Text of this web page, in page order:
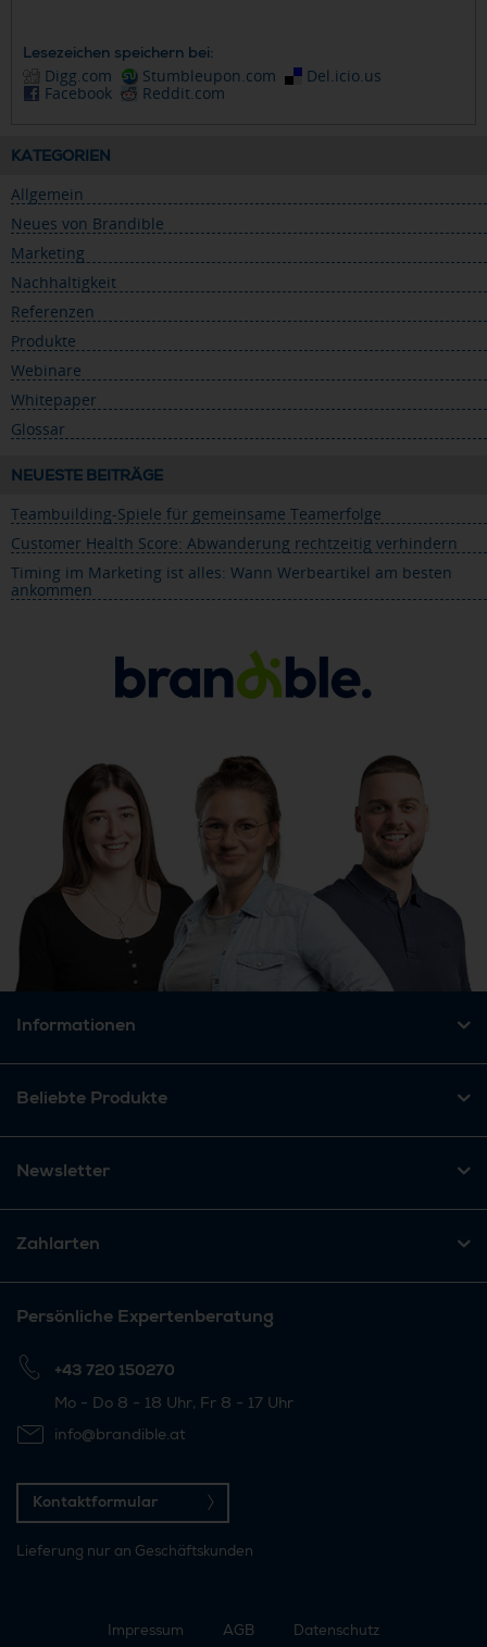
Lesezeichen speichern bei:
Digg.com Stumbleupon.com
Del.icio.us
Facebook
Reddit.com
KATEGORIEN
Allgemein
Neues von Brandible
Marketing
Nachhaltigkeit
Referenzen
Produkte
Webinare
Whitepaper
Glossar
NEUESTE BEITRÄGE
Teambuilding-Spiele für gemeinsame Teamerfolge
Customer Health Score: Abwanderung rechtzeitig verhindern
Timing im Marketing ist alles: Wann Werbeartikel am besten
ankommen
Informationen
Beliebte Produkte
Newsletter
Zahlarten
Persönliche Expertenberatung
+43 720 150270
Mo - Do 8 - 18 Uhr, Fr 8 - 17 Uhr
info@brandible.at
Kontaktformular
Lieferung nur an Geschäftskunden
Impressum AGB Datenschutz